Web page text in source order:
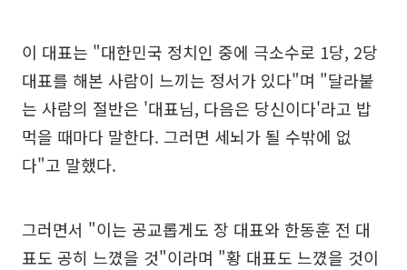
이 대표는 "대한민국 정치인 중에 극소수로 1당, 2당
대표를 해본 사람이 느끼는 정서가 있다"며 "달라붙
는 사람의 절반은 '대표님, 다음은 당신이다'라고 밥
먹을 때마다 말한다. 그러면 세뇌가 될 수밖에 없
다"고 말했다.
그러면서 "이는 공교롭게도 장 대표와 한동훈 전 대
표도 공히 느꼈을 것"이라며 "황 대표도 느꼈을 것이